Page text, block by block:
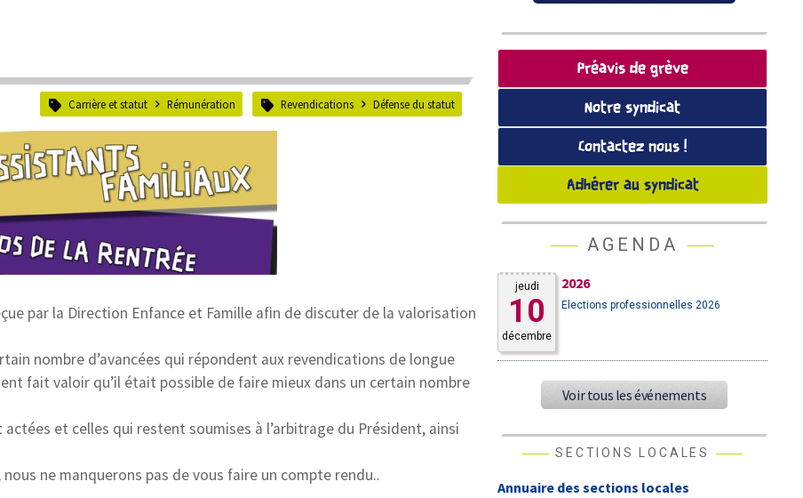
Carrière et statut Rémunération Revendications Défense du statut
par la Direction Enfance et Famille afin de discuter de la valorisation
nombre d’avancées qui répondent aux revendications de longue
fait valoir qu’il était possible de faire mieux dans un certain nombre
et celles qui restent soumises à l’arbitrage du Président, ainsi
ne manquerons pas de vous faire un compte rendu..
Préavis de grève
Notre syndicat
Contactez nous !
Adhérer au syndicat
AGENDA
jeudi
10
décembre
2026
Elections professionnelles 2026
Voir tous les événements
SECTIONS LOCALES
Annuaire des sections locales